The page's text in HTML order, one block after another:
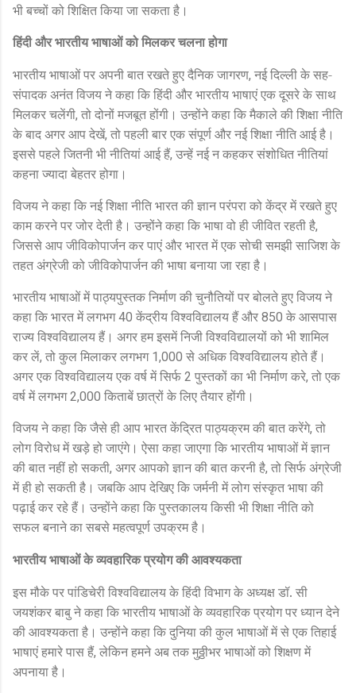
भी बच्चों को शिक्षित किया जा सकता है।
हिंदी और भारतीय भाषाओं को मिलकर चलना होगा
भारतीय भाषाओं पर अपनी बात रखते हुए दैनिक जागरण, नई दिल्ली के सह-
संपादक अनंत विजय ने कहा कि हिंदी और भारतीय भाषाएं एक दूसरे के साथ
मिलकर चलेंगी, तो दोनों मजबूत होंगी। उन्होंने कहा कि मैकाले की शिक्षा नीति
के बाद अगर आप देखें, तो पहली बार एक संपूर्ण और नई शिक्षा नीति आई है।
इससे पहले जितनी भी नीतियां आई हैं, उन्हें नई न कहकर संशोधित नीतियां
कहना ज्यादा बेहतर होगा।
विजय ने कहा कि नई शिक्षा नीति भारत की ज्ञान परंपरा को केंद्र में रखते हुए
काम करने पर जोर देती है। उन्होंने कहा कि भाषा वो ही जीवित रहती है,
जिससे आप जीविकोपार्जन कर पाएं और भारत में एक सोची समझी साजिश के
तहत अंग्रेजी को जीविकोपार्जन की भाषा बनाया जा रहा है।
भारतीय भाषाओं में पाठ्यपुस्तक निर्माण की चुनौतियों पर बोलते हुए विजय ने
कहा कि भारत में लगभग40 केंद्रीय विश्वविद्यालय हैं और 850 के आसपास
राज्य विश्वविद्यालय हैं। अगर हम इसमें निजी विश्वविद्यालयों को भी शामिल
कर लें, तो कुल मिलाकर लगभग 1,000 से अधिक विश्वविद्यालय होते हैं।
अगर एक विश्वविद्यालय एक वर्ष में सिर्फ 2 पुस्तकों का भी निर्माण करे, तो एक
वर्ष में लगभग2,000 किताबें छात्रों के लिए तैयार होंगी।
विजय ने कहा कि जैसे ही आप भारत कें​द्रित पाठ्यक्रम की बात करेंगे, तो
लोग विरोध में खड़े हो जाएंगे। ऐसा कहा जाएगा कि भारतीय भाषाओं में ज्ञान
की बात नहीं हो सकती, अगर आपको ज्ञान की बात करनी है, तो सिर्फ अंग्रेजी
में ही हो सकती है। जबकि आप देखिए कि जर्मनी में लोग संस्कृत भाषा की
पढ़ाई कर रहे हैं। उन्होंने कहा कि पुस्तकालय किसी भी शिक्षा नीति को
सफल बनाने का सबसे महत्वपूर्ण उपक्रम है।
भारतीय भाषाओं के व्यवहारिक प्रयोग की आवश्यकता
इस मौके पर पांडिचेरी विश्वविद्यालय के हिंदी विभाग के अध्यक्ष डॉ. सी
जयशंकर बाबु ने कहा कि भारतीय भाषाओं के व्यवहारिक प्रयोग पर ध्यान देने
की आवश्यकता है। उन्होंने कहा कि दुनिया की कुल भाषाओं में से एक तिहाई
भाषाएं हमारे पास हैं, लेकिन हमने अब तक मुठ्ठीभर भाषाओं को शिक्षण में
अपनाया है।